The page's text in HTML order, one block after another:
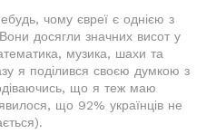
чому євреї є однією з
досягли значних висот у
музика, шахи та
я поділився своєю думкою з
що я теж маю
що 92% українців не